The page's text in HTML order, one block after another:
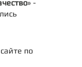
» -
по